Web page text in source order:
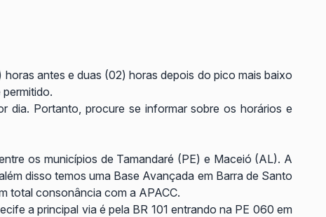
antes e duas (02) horas depois do pico mais baixo
dia. Portanto, procure se informar sobre os horários e
os municípios de Tamandaré (PE) e Maceió (AL). A
disso temos uma Base Avançada em Barra de Santo
total consonância com a APACC.
a principal via é pela BR 101 entrando na PE 060 em